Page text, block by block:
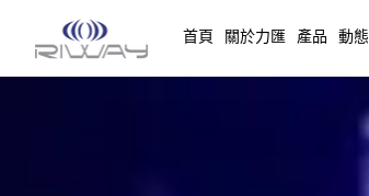
首頁 關於力匯 產品 動態